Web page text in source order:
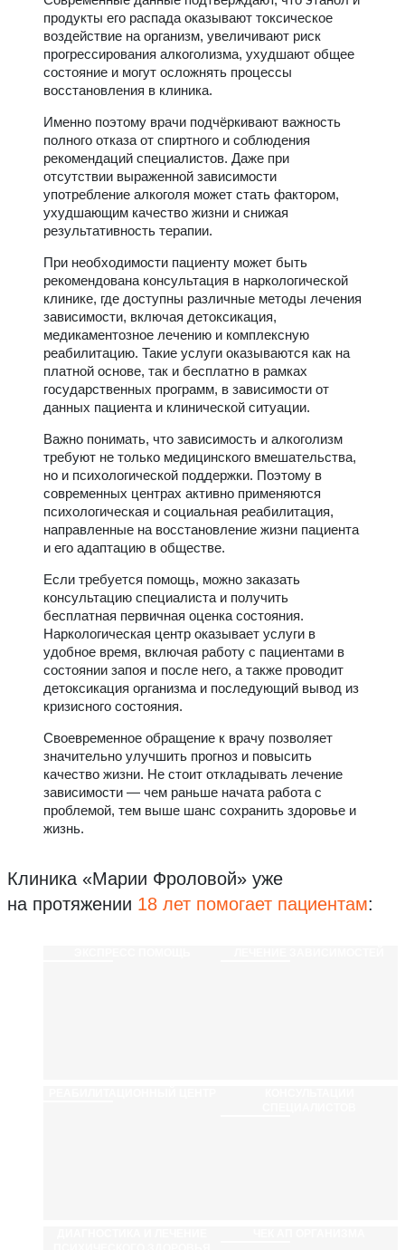
продукты его распада оказывают токсическое
воздействие на организм, увеличивают риск
прогрессирования алкоголизма, ухудшают общее
состояние и могут осложнять процессы
восстановления в клиника.
Именно поэтому врачи подчёркивают важность
полного отказа от спиртного и соблюдения
рекомендаций специалистов. Даже при
отсутствии выраженной зависимости
употребление алкоголя может стать фактором,
ухудшающим качество жизни и снижая
результативность терапии.
При необходимости пациенту может быть
рекомендована консультация в наркологической
клинике, где доступны различные методы лечения
зависимости, включая детоксикация,
медикаментозное лечению и комплексную
реабилитацию. Такие услуги оказываются как на
платной основе, так и бесплатно в рамках
государственных программ, в зависимости от
данных пациента и клинической ситуации.
Важно понимать, что зависимость и алкоголизм
требуют не только медицинского вмешательства,
но и психологической поддержки. Поэтому в
современных центрах активно применяются
психологическая и социальная реабилитация,
направленные на восстановление жизни пациента
и его адаптацию в обществе.
Если требуется помощь, можно заказать
консультацию специалиста и получить
бесплатная первичная оценка состояния.
Наркологическая центр оказывает услуги в
удобное время, включая работу с пациентами в
состоянии запоя и после него, а также проводит
детоксикация организма и последующий вывод из
кризисного состояния.
Своевременное обращение к врачу позволяет
значительно улучшить прогноз и повысить
качество жизни. Не стоит откладывать лечение
зависимости — чем раньше начата работа с
проблемой, тем выше шанс сохранить здоровье и
жизнь.
Клиника «Марии Фроловой» уже
на протяжении 18 лет помогает пациентам: